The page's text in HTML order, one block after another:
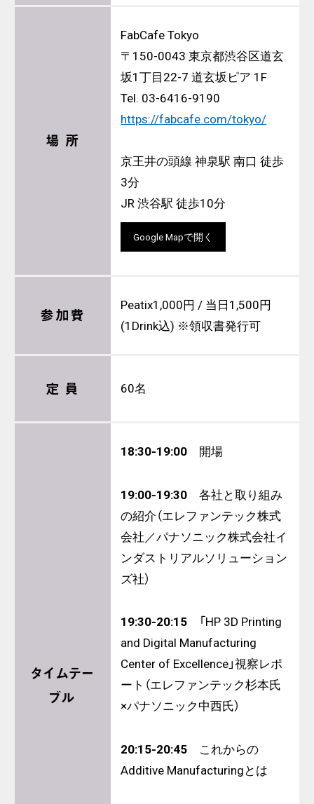
場 所
FabCafe Tokyo
〒150-0043 東京都渋谷区道玄
坂1丁目22-7 道玄坂ピア 1F
Tel. 03-6416-9190
https://fabcafe.com/tokyo/
京王井の頭線 神泉駅 南口 徒歩
3分
JR 渋谷駅 徒歩10分
Google Mapで開く
参加費
Peatix1,000円 / 当日1,500円
(1Drink込) ※領収書発行可
定 員 60名
タイムテー
ブル
18:30-19:00 開場
19:00-19:30 各社と取り組み
の紹介（エレファンテック株式
会社／パナソニック株式会社イ
ンダストリアルソリューション
ズ社）
19:30-20:15 「HP 3D Printing
and Digital Manufacturing
Center of Excellence」視察レポ
ート（エレファンテック杉本氏
×パナソニック中西氏）
20:15-20:45 これからの
Additive Manufacturingとは